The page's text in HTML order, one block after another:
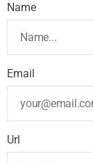
Name
Email
Url